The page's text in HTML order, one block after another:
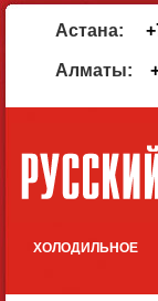
Астана:
Алматы:
ХОЛОДИЛЬНОЕ